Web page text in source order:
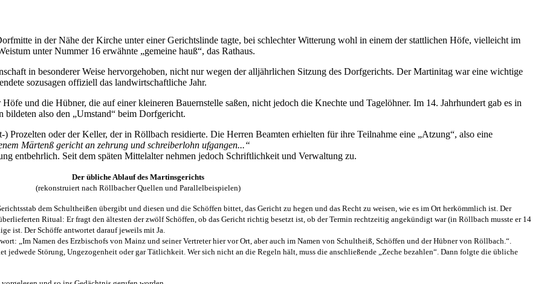
in der Nähe der Kirche unter einer Gerichtslinde tagte, bei schlechter Witterung wohl in einem der stattlichen Höfe, vielleicht im
unter Nummer 16 erwähnte „gemeine hauß“, das Rathaus.
in besonderer Weise hervorgehoben, nicht nur wegen der alljährlichen Sitzung des Dorfgerichts. Der Martinitag war eine wichtige
sozusagen offiziell das landwirtschaftliche Jahr.
und die Hübner, die auf einer kleineren Bauernstelle saßen, nicht jedoch die Knechte und Tagelöhner. Im 14. Jahrhundert gab es in
also den „Umstand“ beim Dorfgericht.
Prozelten oder der Keller, der in Röllbach residierte. Die Herren Beamten erhielten für ihre Teilnahme eine „Atzung“, also eine
Märtenß gericht an zehrung und schreiberlohn ufgangen...“
entbehrlich. Seit dem späten Mittelalter nehmen jedoch Schriftlichkeit und Verwaltung zu.
Der übliche Ablauf des Martinsgerichts
(rekonstruiert nach Röllbacher Quellen und Parallelbeispielen)
dem Schultheißen übergibt und diesen und die Schöffen bittet, das Gericht zu hegen und das Recht zu weisen, wie es im Ort herkömmlich ist. Der
Ritual: Er fragt den ältesten der zwölf Schöffen, ob das Gericht richtig besetzt ist, ob der Termin rechtzeitig angekündigt war (in Röllbach musste er 14
ist. Der Schöffe antwortet darauf jeweils mit Ja.
„Im Namen des Erzbischofs von Mainz und seiner Vertreter hier vor Ort, aber auch im Namen von Schultheiß, Schöffen und der Hübner von Röllbach.“.
jedwede Störung, Ungezogenheit oder gar Tätlichkeit. Wer sich nicht an die Regeln hält, muss die anschließende „Zeche bezahlen“. Dann folgte die übliche